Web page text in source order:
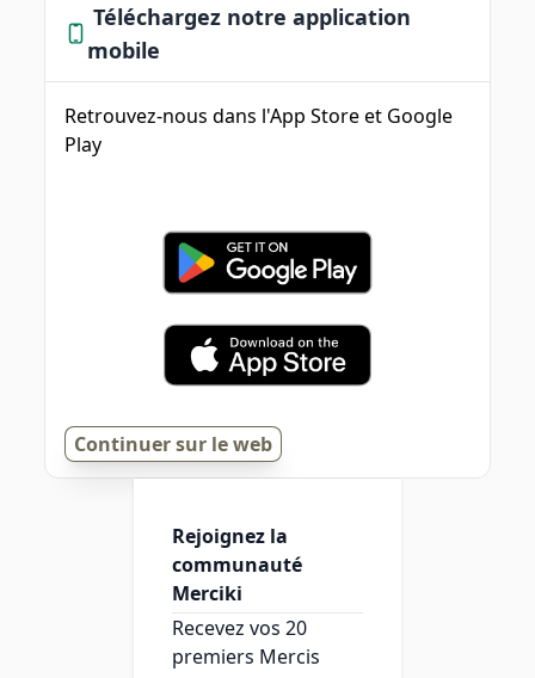
Téléchargez notre application
mobile
Retrouvez-nous dans l'App Store et Google
Play
Continuer sur le web
Rejoignez la
communauté
Merciki
Recevez vos 20
premiers Mercis